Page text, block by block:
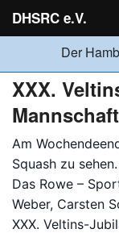
DHSRC e.V.
Verein
Ligabetrieb
Der
XXX.
Am
Squash zu sehen.
Das Rowe –
Weber, Carsten
XXX. Veltins-